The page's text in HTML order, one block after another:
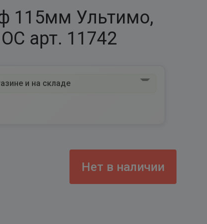
115мм Ультимо,
арт. 11742
и на складе
Нет в наличии